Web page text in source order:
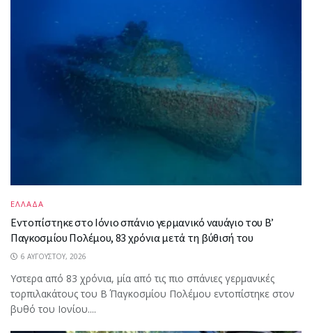
ΕΛΛΑΔΑ
Εντοπίστηκε στο Ιόνιο σπάνιο γερμανικό ναυάγιο του Β’
Παγκοσμίου Πολέμου, 83 χρόνια μετά τη βύθισή του
6 ΑΥΓΟΎΣΤΟΥ, 2026
Υστερα από 83 χρόνια, μία από τις πιο σπάνιες γερμανικές
τορπιλακάτους του Β΄ Παγκοσμίου Πολέμου εντοπίστηκε στον
βυθό του Ιονίου....